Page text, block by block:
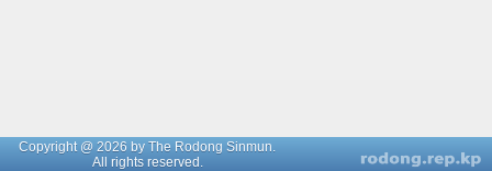
Copyright @ 2026 by The Rodong Sinmun.
All rights reserved.